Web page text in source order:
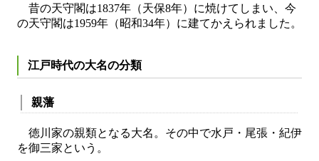
昔の天守閣は1837年（天保8年）に焼けてしまい、今
の天守閣は1959年（昭和34年）に建てかえられました。
江戸時代の大名の分類
親藩
徳川家の親類となる大名。その中で水戸・尾張・紀伊
を御三家という。